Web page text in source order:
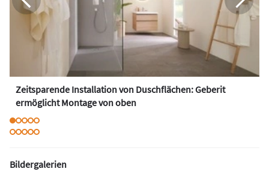
Zeitsparende Installation von Duschflächen: Geberit
ermöglicht Montage von oben
Bildergalerien